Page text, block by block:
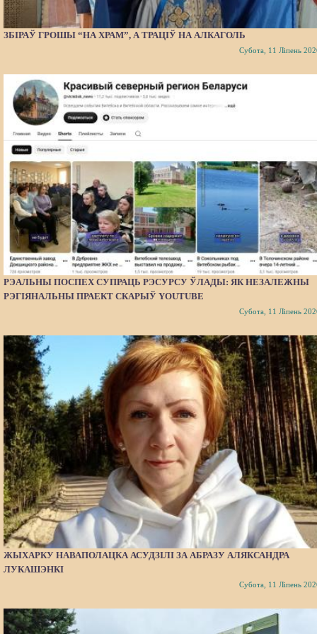
ЗБІРАЎ ГРОШЫ “НА ХРАМ”, А ТРАЦІЎ НА АЛКАГОЛЬ
Субота, 11 Ліпень
РЭАЛЬНЫ ПОСПЕХ СУПРАЦЬ РЭСУРСУ ЎЛАДЫ: ЯК НЕЗАЛЕЖНЫ
РЭГІЯНАЛЬНЫ ПРАЕКТ СКАРЫЎ YOUTUBE
Субота, 11 Ліпень
ЖЫХАРКУ НАВАПОЛАЦКА АСУДЗІЛІ ЗА АБРАЗУ АЛЯКСАНДРА
ЛУКАШЭНКІ
Субота, 11 Ліпень